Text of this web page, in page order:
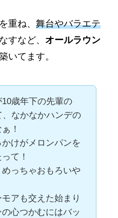
重ね、 舞台やバラエテ
すなど、 オールラウン
いてます。
歳年下の先輩の
、なかなかハンデの
！
かけがメロンパンを
て！
っちゃおもろいや
アも交えた始まり
心つかむにはバッ